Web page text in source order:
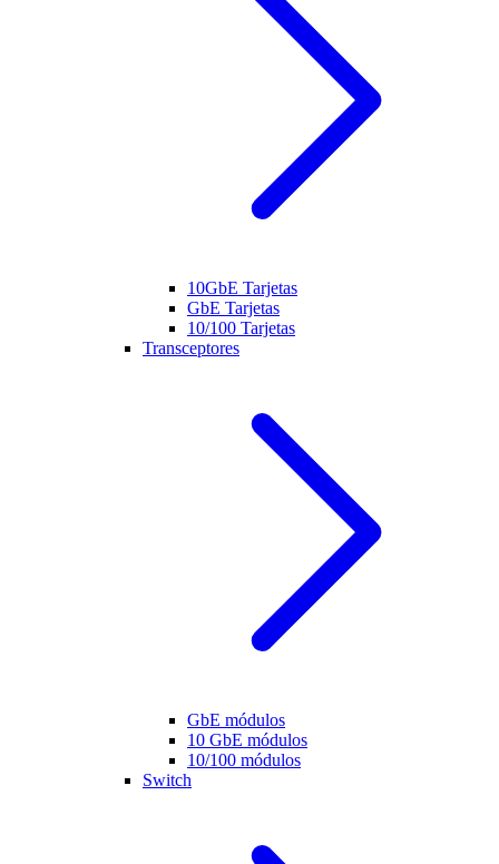
10GbE Tarjetas
GbE Tarjetas
10/100 Tarjetas
Transceptores
GbE módulos
10 GbE módulos
10/100 módulos
Switch